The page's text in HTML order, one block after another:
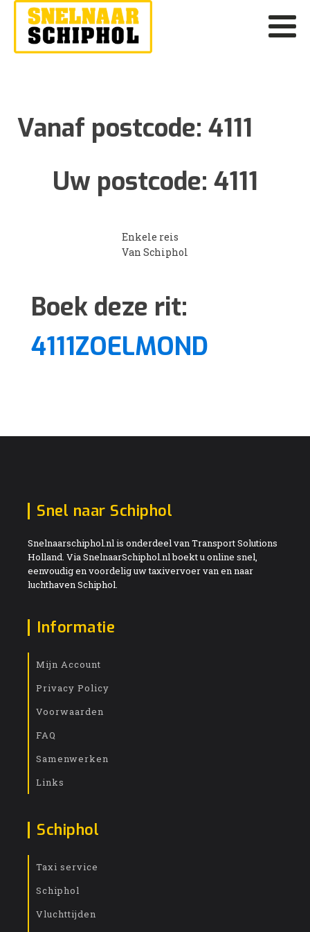
Vanaf postcode: 4111
Uw postcode: 4111
Enkele reis
Van Schiphol
Boek deze rit:
4111ZOELMOND
Snel naar Schiphol
Snelnaarschiphol.nl is onderdeel van Transport Solutions
Holland. Via SnelnaarSchiphol.nl boekt u online snel,
eenvoudig en voordelig uw taxivervoer van en naar
luchthaven Schiphol.
Informatie
Mijn Account
Privacy Policy
Voorwaarden
FAQ
Samenwerken
Links
Schiphol
Taxi service
Schiphol
Vluchttijden